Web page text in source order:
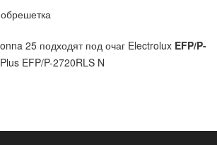
25 подходят под очаг Electrolux EFP/P-
EFP/P-2720RLS N